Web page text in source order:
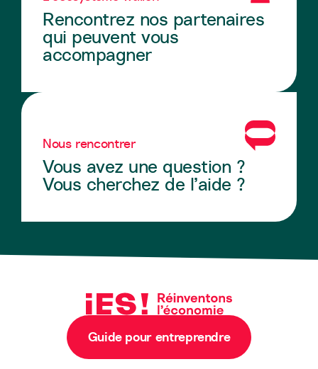
Rencontrez nos partenaires
qui peuvent vous
accompagner
Nous rencontrer
Vous avez une question ?
Vous cherchez de l’aide ?
Guide pour entreprendre